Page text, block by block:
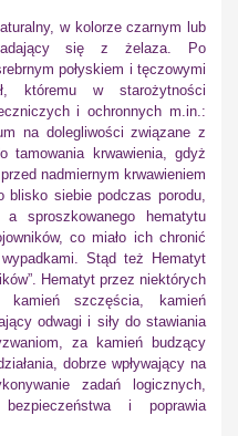
w kolorze czarnym lub
się z żelaza. Po
połyskiem i tęczowymi
któremu w starożytności
i ochronnych m.in.:
na dolegliwości związane z
tamowania krwawienia, gdyż
nadmiernym krwawieniem
siebie podczas porodu,
sproszkowanego hematytu
co miało ich chronić
Stąd też Hematyt
Hematyt przez niektórych
szczęścia, kamień
odwagi i siły do stawiania
za kamień budzący
dobrze wpływający na
zadań logicznych,
i poprawia